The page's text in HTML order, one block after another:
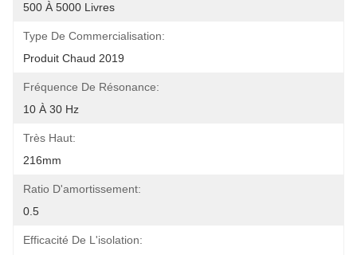
500 À 5000 Livres
Type De Commercialisation:
Produit Chaud 2019
Fréquence De Résonance:
10 À 30 Hz
Très Haut:
216mm
Ratio D'amortissement:
0.5
Efficacité De L'isolation: